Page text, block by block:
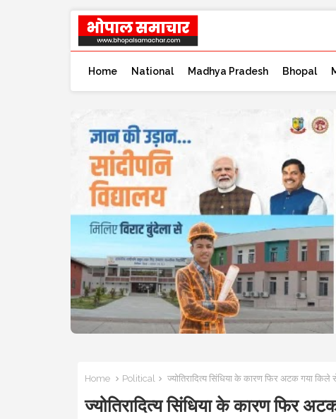
Home National Madhya Pradesh Bhopal
Home Political ज्योतिरादित्य सिंधिया के कारण फिर अटक गया
ज्योतिरादित्य सिंधिया के कारण फिर